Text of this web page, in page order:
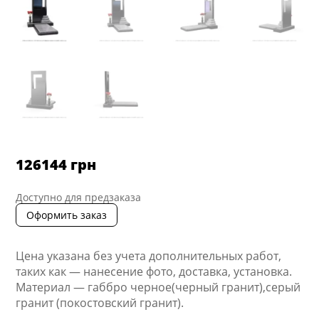
126144 грн
Доступно для предзаказа
Оформить заказ
Цена указана без учета дополнительных работ,
таких как — нанесение фото, доставка, установка.
Материал — габбро черное(черный гранит),серый
гранит (покостовский гранит).